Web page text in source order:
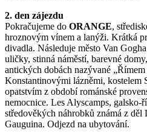
2. den zájezdu
Pokračujeme do ORANGE,
hroznovým vínem a lanýži. Krátká
divadla. Následuje město Van Gogha
uličky, stinná náměstí, barevné
antických dobách nazývané
Konstantinovými lázněmi, kostelem
opatstvím z období románské
nemocnice. Les Alyscamps, galsko-
středověkých náhrobků známá z děl
Gauguina. Odjezd na ubytování.